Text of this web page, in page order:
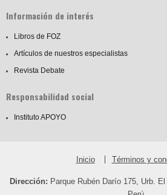
Información de interés
Libros de FOZ
Artículos de nuestros especialistas
Revista Debate
Responsabilidad social
Instituto APOYO
Inicio Términos y
Dirección: Parque Rubén Darío 175, Urb.